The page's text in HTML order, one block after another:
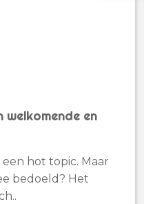
en
hot topic. Maar
bedoeld? Het